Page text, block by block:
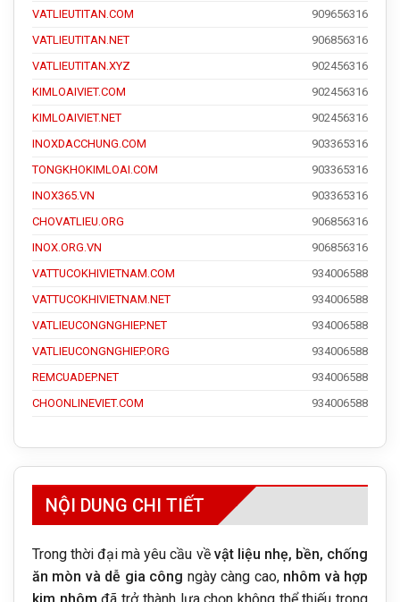
VATLIEUTITAN.COM
909656316
VATLIEUTITAN.NET
906856316
VATLIEUTITAN.XYZ
902456316
KIMLOAIVIET.COM
902456316
KIMLOAIVIET.NET
902456316
INOXDACCHUNG.COM
903365316
TONGKHOKIMLOAI.COM
903365316
INOX365.VN
903365316
CHOVATLIEU.ORG
906856316
INOX.ORG.VN
906856316
VATTUCOKHIVIETNAM.COM
934006588
VATTUCOKHIVIETNAM.NET
934006588
VATLIEUCONGNGHIEP.NET
934006588
VATLIEUCONGNGHIEP.ORG
934006588
REMCUADEP.NET
934006588
CHOONLINEVIET.COM
934006588
NỘI DUNG CHI TIẾT
Trong thời đại mà yêu cầu về vật liệu nhẹ, bền, chống
ăn mòn và dễ gia công ngày càng cao, nhôm và hợp